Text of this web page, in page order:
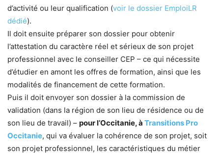
d’activité ou leur qualification (voir le dossier EmploiLR
dédié).
Il doit ensuite préparer son dossier pour obtenir
l’attestation du caractère réel et sérieux de son projet
professionnel avec le conseiller CEP – ce qui nécessite
d’étudier en amont les offres de formation, ainsi que les
modalités de financement de cette formation.
Puis il doit envoyer son dossier à la commission de
validation (dans la région de son lieu de résidence ou de
son lieu de travail) – pour l’Occitanie, à Transitions Pro
Occitanie, qui va évaluer la cohérence de son projet, soit
son projet professionnel, les caractéristiques du métier